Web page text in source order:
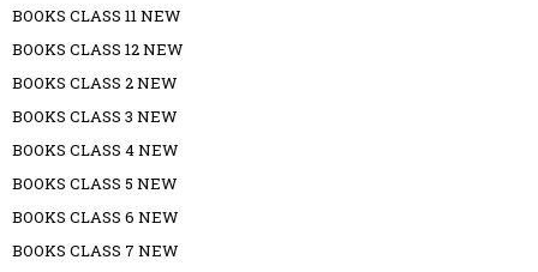
BOOKS CLASS 11 NEW
BOOKS CLASS 12 NEW
BOOKS CLASS 2 NEW
BOOKS CLASS 3 NEW
BOOKS CLASS 4 NEW
BOOKS CLASS 5 NEW
BOOKS CLASS 6 NEW
BOOKS CLASS 7 NEW